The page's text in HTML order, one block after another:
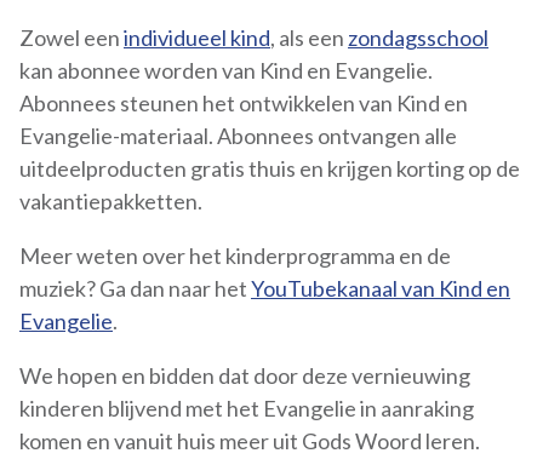
Zowel eenindividueel kind, als een zondagsschool
kan abonnee worden van Kind en Evangelie.
Abonnees steunen het ontwikkelen van Kind en
Evangelie-materiaal. Abonnees ontvangen alle
uitdeelproducten gratis thuis en krijgen korting op de
vakantiepakketten.
Meer weten over het kinderprogramma en de
muziek? Ga dan naar hetYouTubekanaal van Kind en
Evangelie.
We hopen en bidden dat door deze vernieuwing
kinderen blijvend met het Evangelie in aanraking
komen en vanuit huis meer uit Gods Woord leren.